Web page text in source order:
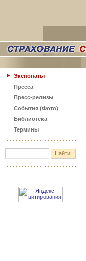
Экспонаты
Пресса
Пресс-релизы
События (Фото)
Библиотека
Термины